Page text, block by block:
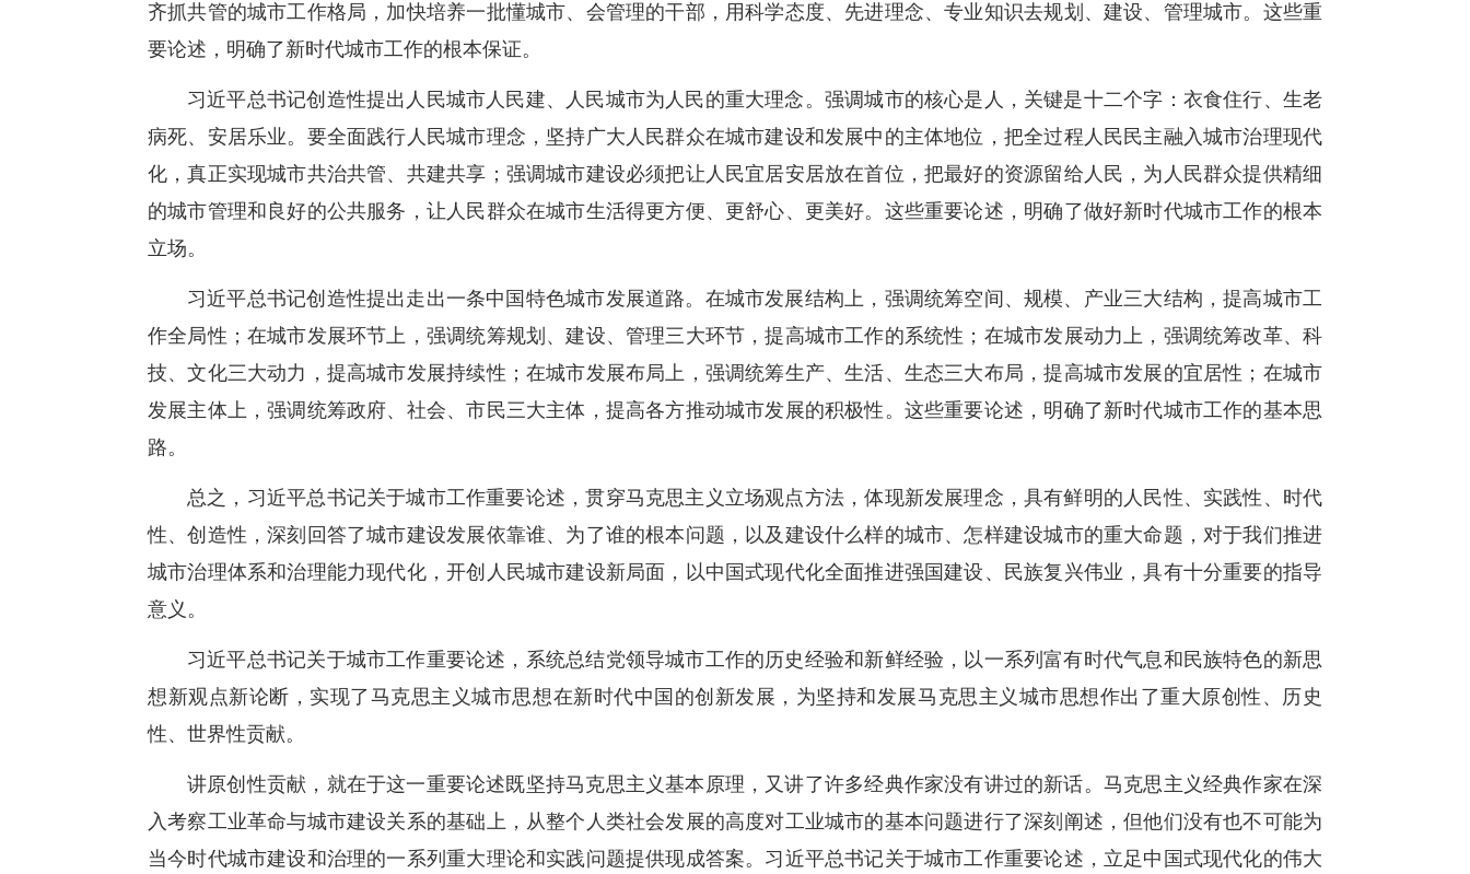
齐抓共管的城市工作格局，加快培养一批懂城市、会管理的干部，用科学态度、先进理念、专业知识去规划、建设、管理城市。这些重
要论述，明确了新时代城市工作的根本保证。
习近平总书记创造性提出人民城市人民建、人民城市为人民的重大理念。强调城市的核心是人，关键是十二个字：衣食住行、生老
病死、安居乐业。要全面践行人民城市理念，坚持广大人民群众在城市建设和发展中的主体地位，把全过程人民民主融入城市治理现代
化，真正实现城市共治共管、共建共享；强调城市建设必须把让人民宜居安居放在首位，把最好的资源留给人民，为人民群众提供精细
的城市管理和良好的公共服务，让人民群众在城市生活得更方便、更舒心、更美好。这些重要论述，明确了做好新时代城市工作的根本
立场。
习近平总书记创造性提出走出一条中国特色城市发展道路。在城市发展结构上，强调统筹空间、规模、产业三大结构，提高城市工
作全局性；在城市发展环节上，强调统筹规划、建设、管理三大环节，提高城市工作的系统性；在城市发展动力上，强调统筹改革、科
技、文化三大动力，提高城市发展持续性；在城市发展布局上，强调统筹生产、生活、生态三大布局，提高城市发展的宜居性；在城市
发展主体上，强调统筹政府、社会、市民三大主体，提高各方推动城市发展的积极性。这些重要论述，明确了新时代城市工作的基本思
路。
总之，习近平总书记关于城市工作重要论述，贯穿马克思主义立场观点方法，体现新发展理念，具有鲜明的人民性、实践性、时代
性、创造性，深刻回答了城市建设发展依靠谁、为了谁的根本问题，以及建设什么样的城市、怎样建设城市的重大命题，对于我们推进
城市治理体系和治理能力现代化，开创人民城市建设新局面，以中国式现代化全面推进强国建设、民族复兴伟业，具有十分重要的指导
意义。
习近平总书记关于城市工作重要论述，系统总结党领导城市工作的历史经验和新鲜经验，以一系列富有时代气息和民族特色的新思
想新观点新论断，实现了马克思主义城市思想在新时代中国的创新发展，为坚持和发展马克思主义城市思想作出了重大原创性、历史
性、世界性贡献。
讲原创性贡献，就在于这一重要论述既坚持马克思主义基本原理，又讲了许多经典作家没有讲过的新话。马克思主义经典作家在深
入考察工业革命与城市建设关系的基础上，从整个人类社会发展的高度对工业城市的基本问题进行了深刻阐述，但他们没有也不可能为
当今时代城市建设和治理的一系列重大理论和实践问题提供现成答案。习近平总书记关于城市工作重要论述，立足中国式现代化的伟大